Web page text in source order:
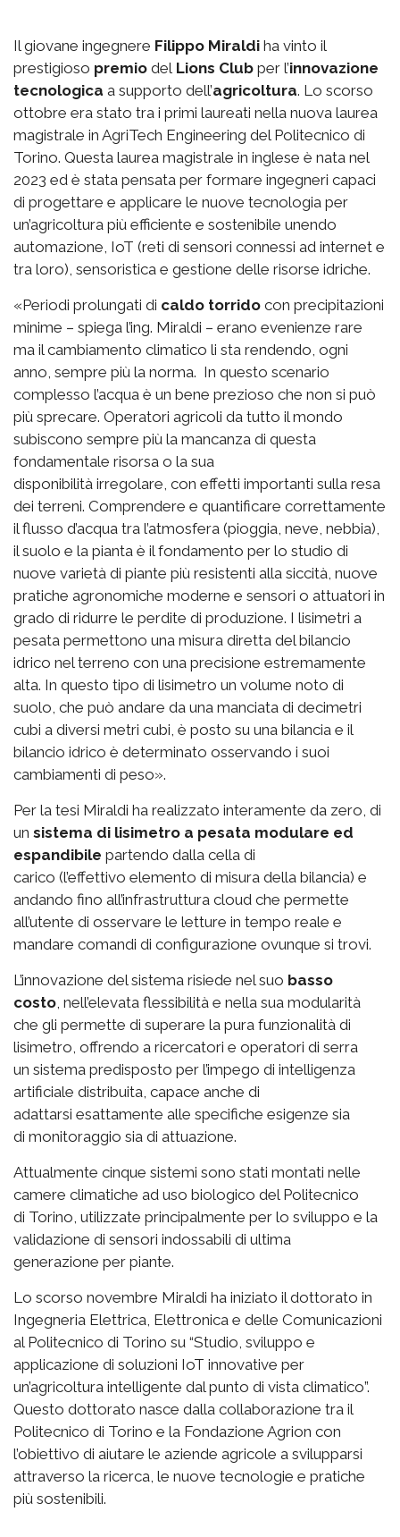
Il giovane ingegnere Filippo Miraldi ha vinto il
prestigioso premio del Lions Club per l’innovazione
tecnologica a supporto dell’agricoltura. Lo scorso
ottobre era stato tra i primi laureati nella nuova laurea
magistrale in AgriTech Engineering del Politecnico di
Torino. Questa laurea magistrale in inglese è nata nel
2023 ed è stata pensata per formare ingegneri capaci
di progettare e applicare le nuove tecnologia per
un’agricoltura più efficiente e sostenibile unendo
automazione, IoT (reti di sensori connessi ad internet e
tra loro), sensoristica e gestione delle risorse idriche.
«Periodi prolungati di caldo torrido con precipitazioni
minime – spiega l’ing. Miraldi – erano evenienze rare
ma il cambiamento climatico li sta rendendo, ogni
anno, sempre più la norma. In questo scenario
complesso l’acqua è un bene prezioso che non si può
più sprecare. Operatori agricoli da tutto il mondo
subiscono sempre più la mancanza di questa
fondamentale risorsa o la sua
disponibilità irregolare, con effetti importanti sulla resa
dei terreni. Comprendere e quantificare correttamente
il flusso d’acqua tra l’atmosfera (pioggia, neve, nebbia),
il suolo e la pianta è il fondamento per lo studio di
nuove varietà di piante più resistenti alla siccità, nuove
pratiche agronomiche moderne e sensori o attuatori in
grado di ridurre le perdite di produzione. I lisimetri a
pesata permettono una misura diretta del bilancio
idrico nel terreno con una precisione estremamente
alta. In questo tipo di lisimetro un volume noto di
suolo, che può andare da una manciata di decimetri
cubi a diversi metri cubi, è posto su una bilancia e il
bilancio idrico è determinato osservando i suoi
cambiamenti di peso».
Per la tesi Miraldi ha realizzato interamente da zero, di
un sistema di lisimetro a pesata modulare ed
espandibile partendo dalla cella di
carico (l’effettivo elemento di misura della bilancia) e
andando fino all’infrastruttura cloud che permette
all’utente di osservare le letture in tempo reale e
mandare comandi di configurazione ovunque si trovi.
L’innovazione del sistema risiede nel suo basso
costo , nell’elevata flessibilità e nella sua modularità
che gli permette di superare la pura funzionalità di
lisimetro, offrendo a ricercatori e operatori di serra
un sistema predisposto per l’impego di intelligenza
artificiale distribuita, capace anche di
adattarsi esattamente alle specifiche esigenze sia
di monitoraggio sia di attuazione.
Attualmente cinque sistemi sono stati montati nelle
camere climatiche ad uso biologico del Politecnico
di Torino, utilizzate principalmente per lo sviluppo e la
validazione di sensori indossabili di ultima
generazione per piante.
Lo scorso novembre Miraldi ha iniziato il dottorato in
Ingegneria Elettrica, Elettronica e delle Comunicazioni
al Politecnico di Torino su “Studio, sviluppo e
applicazione di soluzioni IoT innovative per
un’agricoltura intelligente dal punto di vista climatico”.
Questo dottorato nasce dalla collaborazione tra il
Politecnico di Torino e la Fondazione Agrion con
l’obiettivo di aiutare le aziende agricole a svilupparsi
attraverso la ricerca, le nuove tecnologie e pratiche
più sostenibili.